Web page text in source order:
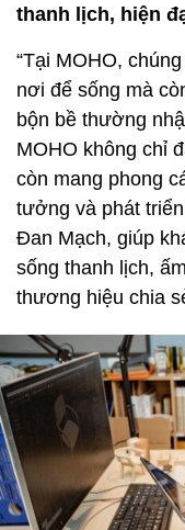
thanh lịch, hiện
“Tại MOHO,
nơi để sống mà
bộn bề thường
MOHO không chỉ
còn mang phong
tưởng và phát
Đan Mạch, giúp
sống thanh lịch,
thương hiệu chia